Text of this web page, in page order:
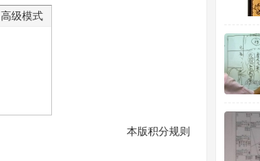
高级模式
本版积分规则